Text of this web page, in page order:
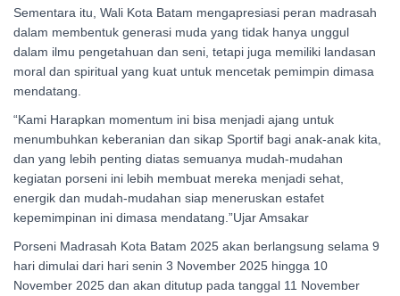
Sementara itu, Wali Kota Batam mengapresiasi peran madrasah
dalam membentuk generasi muda yang tidak hanya unggul
dalam ilmu pengetahuan dan seni, tetapi juga memiliki landasan
moral dan spiritual yang kuat untuk mencetak pemimpin dimasa
mendatang.
“Kami Harapkan momentum ini bisa menjadi ajang untuk
menumbuhkan keberanian dan sikap Sportif bagi anak-anak kita,
dan yang lebih penting diatas semuanya mudah-mudahan
kegiatan porseni ini lebih membuat mereka menjadi sehat,
energik dan mudah-mudahan siap meneruskan estafet
kepemimpinan ini dimasa mendatang.”Ujar Amsakar
Porseni Madrasah Kota Batam 2025 akan berlangsung selama 9
hari dimulai dari hari senin 3 November 2025 hingga 10
November 2025 dan akan ditutup pada tanggal 11 November